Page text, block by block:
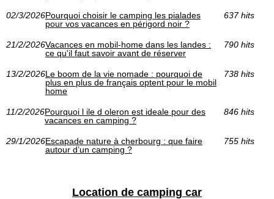
02/3/2026Pourquoi choisir le camping les pialades
pour vos vacances en périgord noir ?
637 hits
21/2/2026Vacances en mobil-home dans les landes :
ce qu'il faut savoir avant de réserver
790 hits
13/2/2026Le boom de la vie nomade : pourquoi de
plus en plus de français optent pour le mobil
home
738 hits
11/2/2026Pourquoi l ile d oleron est ideale pour des
vacances en camping ?
846 hits
29/1/2026Escapade nature à cherbourg : que faire
autour d’un camping ?
755 hits
Location de camping car